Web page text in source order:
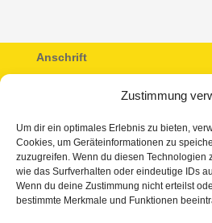
Zustimmung
Um dir ein optimales Erlebnis zu bieten,
Cookies, um Geräteinformationen zu
zuzugreifen. Wenn du diesen Technologien
wie das Surfverhalten oder eindeutige IDs
Wenn du deine Zustimmung nicht erteilst
bestimmte Merkmale und Funktionen
Anschrift
Magdeburger Chaussee 71
Kontakt
Telefon: 034606 – 29160
Fax: 034606 – 29170